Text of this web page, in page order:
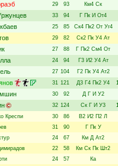
29 93 Км4 Ск
33 94 Г Пк И От4
25 85 Ск4 Пк2 От Уг4
29 82 Ск2 Пк У4 Ат
27 88 Г Пк2 См4 От
24 94 Г3 И2 У4 Ат
27 104 Г2 Пк У4 Ат2
31 121 Д3 Г4 Пк2 У4
30 92 Д Г И У2
32 124 Ск Г И У3
Креспи 30 86 В2 И2 П2 Л
31 90 Г Пк У
24 67 Км Д Ат2
22 58 Км Ск Пк Шт2
24 57 Ка